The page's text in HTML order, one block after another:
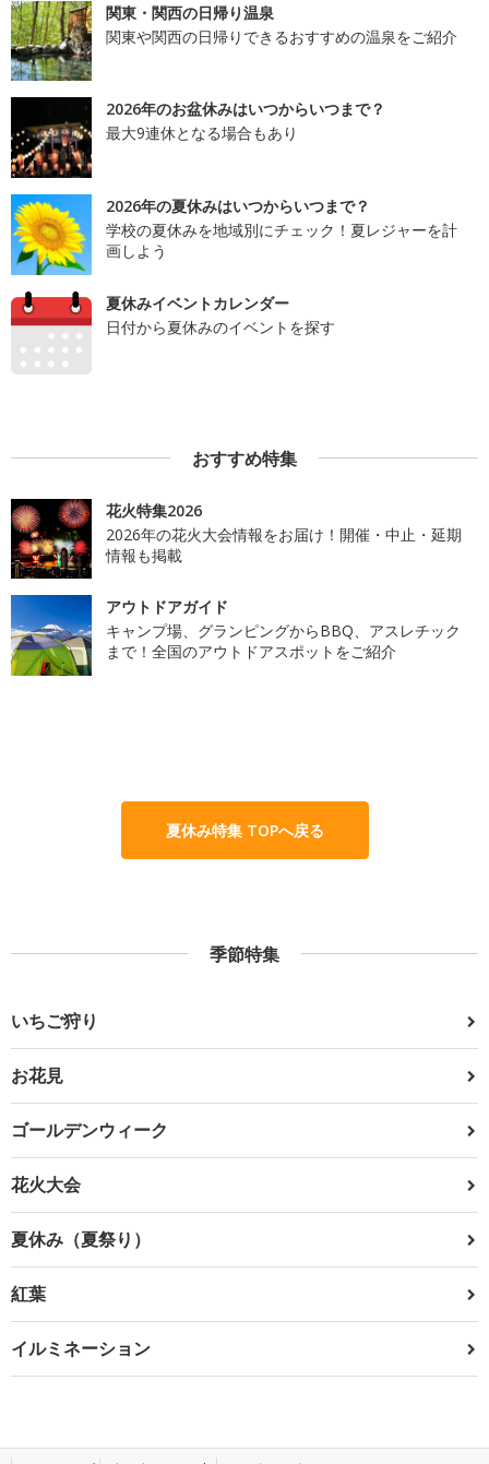
関東・関西の日帰り温泉
関東や関西の日帰りできるおすすめの温泉をご紹介
2026年のお盆休みはいつからいつまで？
最大9連休となる場合もあり
2026年の夏休みはいつからいつまで？
学校の夏休みを地域別にチェック！夏レジャーを計
画しよう
夏休みイベントカレンダー
日付から夏休みのイベントを探す
おすすめ特集
花火特集2026
2026年の花火大会情報をお届け！開催・中止・延期
情報も掲載
アウトドアガイド
キャンプ場、グランピングからBBQ、アスレチック
まで！全国のアウトドアスポットをご紹介
夏休み特集 TOPへ戻る
季節特集
いちご狩り
お花見
ゴールデンウィーク
花火大会
夏休み（夏祭り）
紅葉
イルミネーション